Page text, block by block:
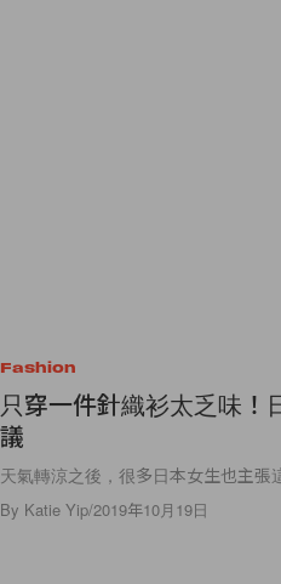
Fashion
只穿一件針織衫太乏味！
議
天氣轉涼之後，很多日本女生也主張
By Katie Yip/2019年10月19日